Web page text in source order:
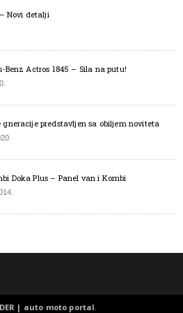
Novi detalji
Benz Actros 1845 – Sila na putu!
gneracije predstavljen sa obiljem noviteta
Doka Plus – Panel van i Kombi
| auto moto portal